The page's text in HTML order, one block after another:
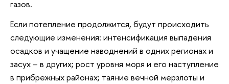
газов.
Если потепление продолжится, будут происходить
следующие изменения: интенсификация выпадения
осадков и учащение наводнений в одних регионах и
засух – в других; рост уровня моря и его наступление
в прибрежных районах; таяние вечной мерзлоты и